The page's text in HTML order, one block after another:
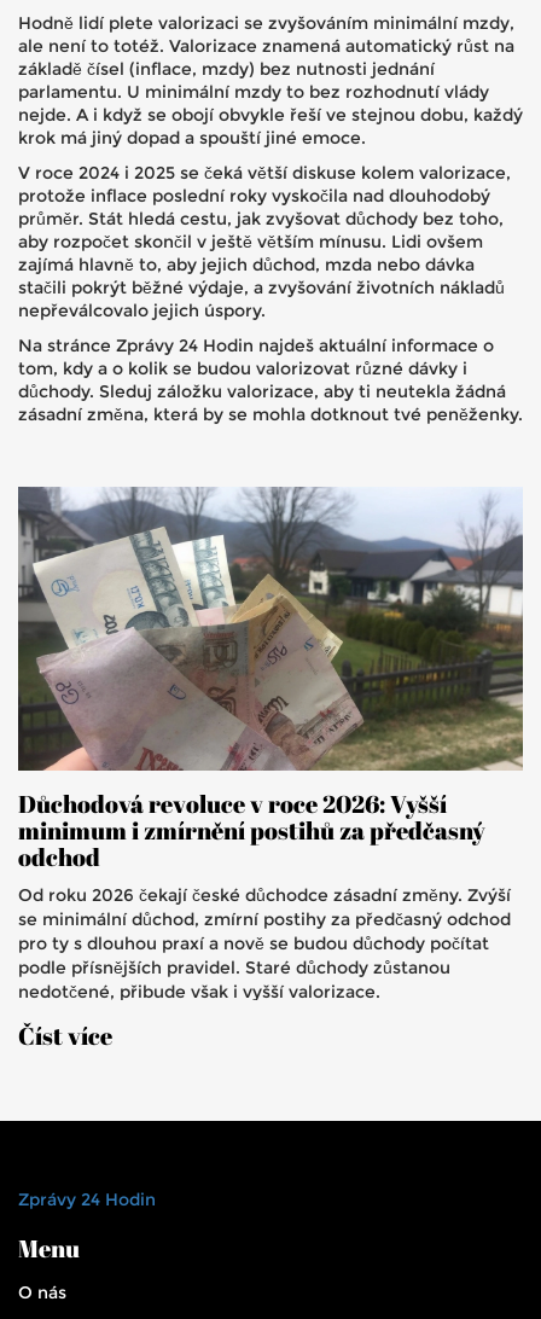
Hodně lidí plete valorizaci se zvyšováním minimální mzdy,
ale není to totéž. Valorizace znamená automatický růst na
základě čísel (inflace, mzdy) bez nutnosti jednání
parlamentu. U minimální mzdy to bez rozhodnutí vlády
nejde. A i když se obojí obvykle řeší ve stejnou dobu, každý
krok má jiný dopad a spouští jiné emoce.
V roce 2024 i 2025 se čeká větší diskuse kolem valorizace,
protože inflace poslední roky vyskočila nad dlouhodobý
průměr. Stát hledá cestu, jak zvyšovat důchody bez toho,
aby rozpočet skončil v ještě větším mínusu. Lidi ovšem
zajímá hlavně to, aby jejich důchod, mzda nebo dávka
stačili pokrýt běžné výdaje, a zvyšování životních nákladů
nepřeválcovalo jejich úspory.
Na stránce Zprávy 24 Hodin najdeš aktuální informace o
tom, kdy a o kolik se budou valorizovat různé dávky i
důchody. Sleduj záložku valorizace, aby ti neutekla žádná
zásadní změna, která by se mohla dotknout tvé peněženky.
Důchodová revoluce v roce 2026: Vyšší
minimum i zmírnění postihů za předčasný
odchod
Od roku 2026 čekají české důchodce zásadní změny. Zvýší
se minimální důchod, zmírní postihy za předčasný odchod
pro ty s dlouhou praxí a nově se budou důchody počítat
podle přísnějších pravidel. Staré důchody zůstanou
nedotčené, přibude však i vyšší valorizace.
Číst více
Zprávy 24 Hodin
Menu
O nás